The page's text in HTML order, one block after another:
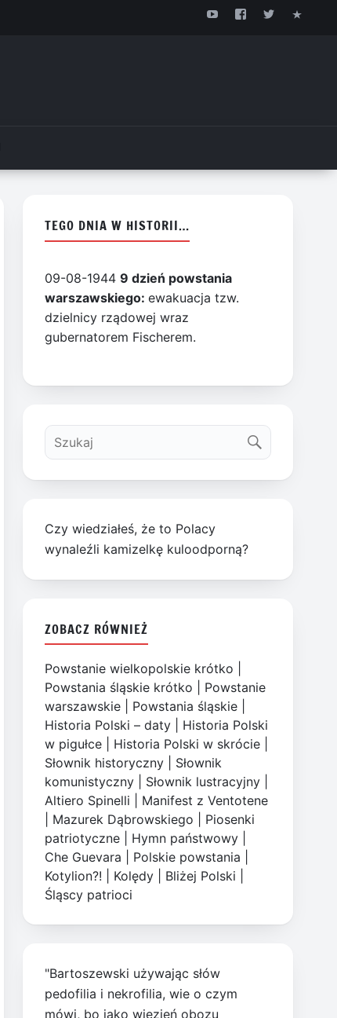
TEGO DNIA W HISTORII…
09-08-19449 dzień powstania
warszawskiego:ewakuacja tzw.
dzielnicy rządowej wraz
gubernatorem Fischerem.
Czy wiedziałeś, że to Polacy
wynaleźli kamizelkę kuloodporną?
ZOBACZ RÓWNIEŻ
Powstanie wielkopolskie krótko
Powstania śląskie krótko
Powstanie
warszawskie
Powstania śląskie
Historia Polski – daty
Historia Polski
w pigułce
Historia Polski w skrócie
Słownik historyczny
Słownik
komunistyczny
Słownik lustracyjny
Altiero Spinelli
Manifest z Ventotene
Mazurek Dąbrowskiego
Piosenki
patriotyczne
Hymn państwowy
Che Guevara
Polskie powstania
Kotylion?!
Kolędy Bliżej Polski
Śląscy patrioci
"Bartoszewski używając słów
pedofilia i nekrofilia, wie o czym
mówi, bo jako więzień obozu